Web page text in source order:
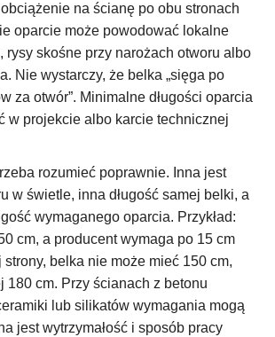
na ścianę po obu stronach
oparcie może powodować lokalne
rysy skośne przy narożach otworu albo
Nie wystarczy, że belka „sięga po
za otwór”. Minimalne długości oparcia
w projekcie albo karcie technicznej
rozumieć poprawnie. Inna jest
w świetle, inna długość samej belki, a
wymaganego oparcia. Przykład:
cm, a producent wymaga po 15 cm
belka nie może mieć 150 cm,
180 cm. Przy ścianach z betonu
lub silikatów wymagania mogą
jest wytrzymałość i sposób pracy